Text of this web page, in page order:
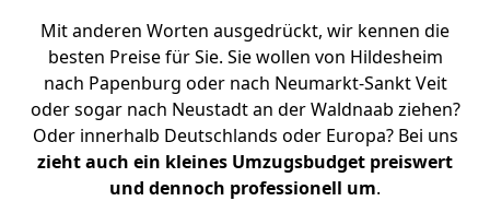
Mit anderen Worten ausgedrückt, wir kennen die
besten Preise für Sie. Sie wollen von Hildesheim
nach Papenburg oder nach Neumarkt-Sankt Veit
oder sogar nach Neustadt an der Waldnaab ziehen?
Oder innerhalb Deutschlands oder Europa? Bei uns
zieht auch ein kleines Umzugsbudget preiswert
und dennoch professionell um.